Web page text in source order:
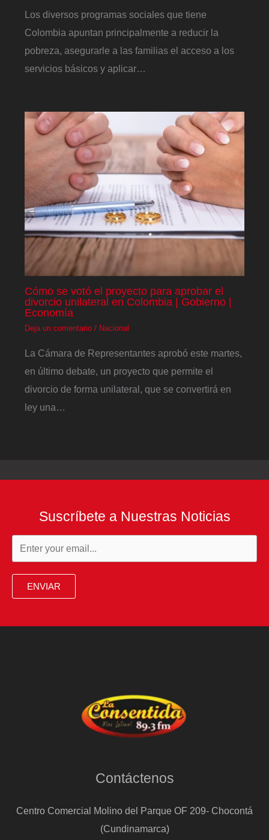
Los diversos programas sociales que tiene
Colombia apuntan principalmente a reducir la
pobreza, asegurarle a las familias el acceso a los
servicios básicos y aplicar…
Cómo se votó el proyecto para aprobar el
divorcio unilateral en Colombia | Gobierno |
Economía
Deja un comentario / Nacional
La Cámara de Representantes aprobó este martes,
en último debate, un proyecto que permite el
divorcio de forma unilateral, que se convertirá en
ley una…
Suscríbete a Nuestras Noticias
ENVIAR
Contáctenos
Centro Comercial Molino del Parque OF 209- Chocontá
(Cundinamarca)